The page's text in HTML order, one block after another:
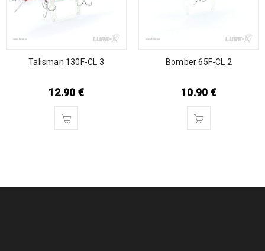
Talisman 130F-CL 3
12.90 €
Bomber 65F-CL 2
10.90 €